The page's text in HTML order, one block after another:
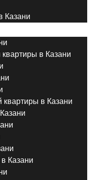
Казани
в Казани
квартиры в Казани
Казани